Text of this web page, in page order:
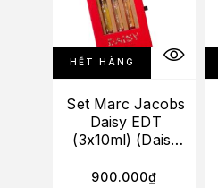
HẾT HÀNG
Set Marc Jacobs
Daisy EDT
(3x10ml) (Daisy
So Fresh + Daisy
900.000₫